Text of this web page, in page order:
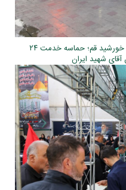
گزارش تصویری ۳ /میزبانی کریمانه در سایه خورشید قم؛ حماسه خدمت ۲۴
آقای شهید ایران